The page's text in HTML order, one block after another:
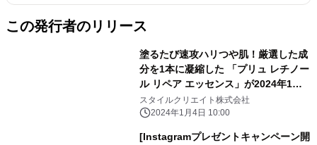
この発行者のリリース
塗るたび速攻ハリつや肌！厳選した成
分を1本に凝縮した 「プリュ レチノー
ル リペア エッセンス」が2024年1月5
日発売 ～新型レチノール・ナイアシ
ンアミド・ヒト型セラミド他配合～
スタイルクリエイト株式会社
2024年1月4日 10:00
[Instagramプレゼントキャンペーン開